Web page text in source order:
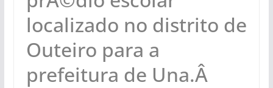
localizado no distrito de
Outeiro para a
prefeitura de Una.Â